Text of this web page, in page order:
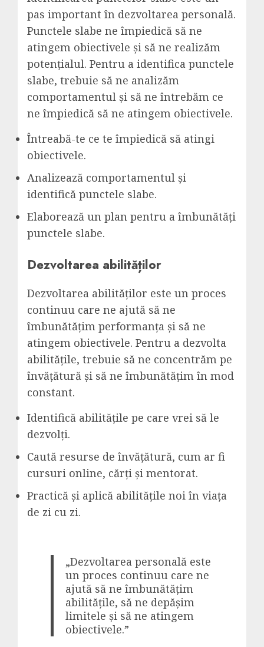
pas important în dezvoltarea personală.
Punctele slabe ne împiedică să ne
atingem obiectivele și să ne realizăm
potențialul. Pentru a identifica punctele
slabe, trebuie să ne analizăm
comportamentul și să ne întrebăm ce
ne împiedică să ne atingem obiectivele.
Întreabă-te ce te împiedică să atingi
obiectivele.
Analizează comportamentul și
identifică punctele slabe.
Elaborează un plan pentru a îmbunătăți
punctele slabe.
Dezvoltarea abilităților
Dezvoltarea abilităților este un proces
continuu care ne ajută să ne
îmbunătățim performanța și să ne
atingem obiectivele. Pentru a dezvolta
abilitățile, trebuie să ne concentrăm pe
învățătură și să ne îmbunătățim în mod
constant.
Identifică abilitățile pe care vrei să le
dezvolți.
Caută resurse de învățătură, cum ar fi
cursuri online, cărți și mentorat.
Practică și aplică abilitățile noi în viața
de zi cu zi.
„Dezvoltarea personală este
un proces continuu care ne
ajută să ne îmbunătățim
abilitățile, să ne depășim
limitele și să ne atingem
obiectivele.”